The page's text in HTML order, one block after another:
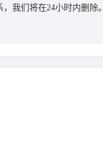
我们将在24小时内删除。